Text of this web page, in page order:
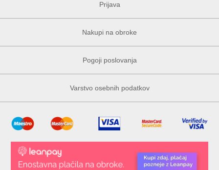
Prijava
Nakupi na obroke
Pogoji poslovanja
Varstvo osebnih podatkov